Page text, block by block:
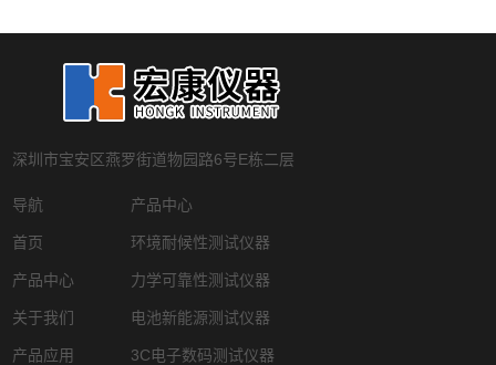
深圳市宝安区燕罗街道物园路6号E栋二层
导航
首页
产品中心
关于我们
产品应用
产品中心
环境耐候性测试仪器
力学可靠性测试仪器
电池新能源测试仪器
3C电子数码测试仪器